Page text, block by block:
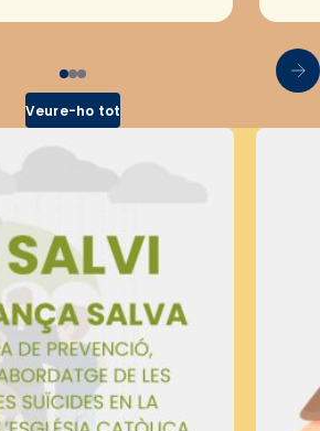
Veure-ho tot